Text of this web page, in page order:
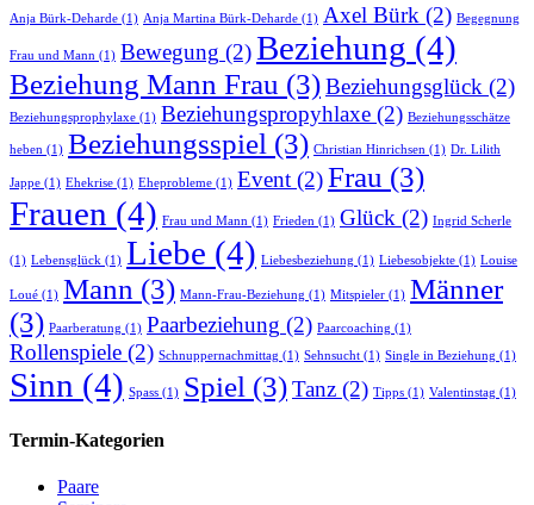
Anja Bürk-Deharde (1) Anja Martina Bürk-Deharde (1) Axel Bürk (2) Begegnung
Frau und Mann (1) Bewegung (2)Beziehung (4)
Beziehung Mann Frau (3)Beziehungsglück (2)
Beziehungsprophylaxe (1) Beziehungspropyhlaxe (2) Beziehungsschätze
heben (1) Beziehungsspiel (3) Christian Hinrichsen (1) Dr. Lilith
Jappe (1) Ehekrise (1) Eheprobleme (1) Event (2)Frau (3)
Frauen (4) Frau und Mann (1) Frieden (1) Glück (2) Ingrid Scherle
(1) Lebensglück (1) Liebe (4) Liebesbeziehung (1) Liebesobjekte (1) Louise
Loué (1) Mann (3) Mann-Frau-Beziehung (1) Mitspieler (1) Männer
(3) Paarberatung (1) Paarbeziehung (2) Paarcoaching (1)
Rollenspiele (2) Schnuppernachmittag (1) Sehnsucht (1) Single in Beziehung (1)
Sinn (4) Spass (1) Spiel (3)Tanz (2) Tipps (1) Valentinstag (1)
Termin-Kategorien
Paare